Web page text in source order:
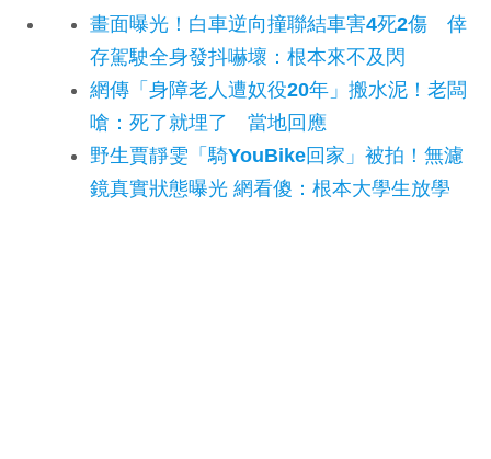
畫面曝光！白車逆向撞聯結車害4死2傷 倖
存駕駛全身發抖嚇壞：根本來不及閃
網傳「身障老人遭奴役20年」搬水泥！老闆
嗆：死了就埋了 當地回應
野生賈靜雯「騎YouBike回家」被拍！無濾
鏡真實狀態曝光 網看傻：根本大學生放學